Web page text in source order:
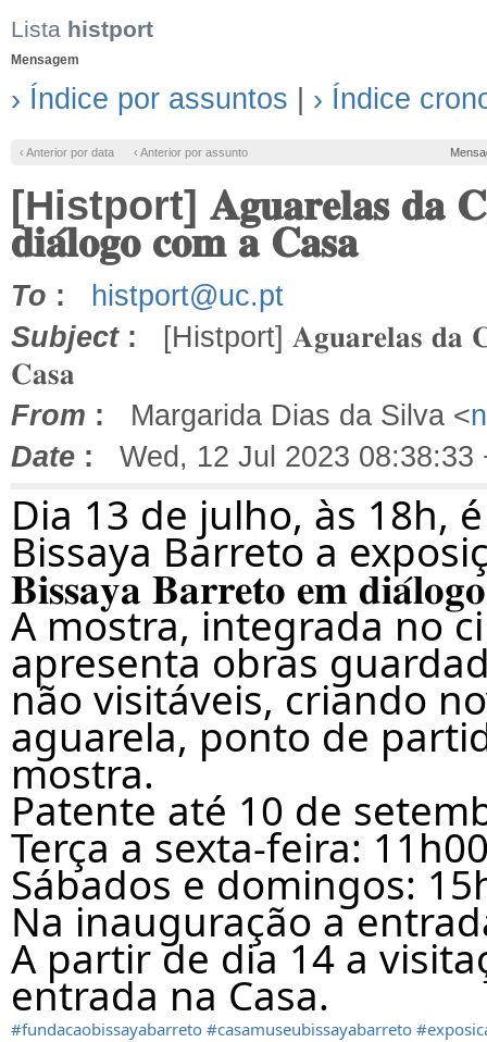
Lista histport
Mensagem
› Índice por assuntos › Índice
‹ Anterior por data ‹ Anterior por assunto
[Histport] 𝐀𝐠𝐮𝐚𝐫𝐞𝐥𝐚𝐬 𝐝𝐚
𝐝𝐢𝐚́𝐥𝐨𝐠𝐨 𝐜𝐨𝐦 𝐚 𝐂𝐚𝐬𝐚
To :
histport@uc.pt
Subject: [Histport] 𝐀𝐠𝐮𝐚𝐫𝐞𝐥𝐚𝐬 𝐝𝐚
𝐂𝐚𝐬𝐚
From : Margarida Dias da Silva <
Date : Wed, 12 Jul 2023 08:38:33
Dia 13 de julho, às 18h,
Bissaya Barreto a
𝐁𝐢𝐬𝐬𝐚𝐲𝐚 𝐁𝐚𝐫𝐫𝐞𝐭𝐨 𝐞𝐦
A mostra, integrada no
apresenta obras
não visitáveis, criando
aguarela, ponto de
mostra.
Patente até 10 de
Terça a sexta-feira:
Sábados e domingos:
Na inauguração a
A partir de dia 14 a
entrada na Casa.
#fundacaobissayabarreto #casamuseubissayabarreto